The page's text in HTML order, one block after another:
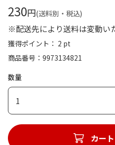
230円(送料別・税込)
※配送先により送料は変動い
獲得ポイント： 2 pt
商品番号
9973134821
数量
1
カー